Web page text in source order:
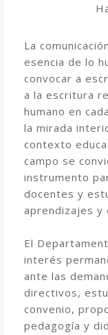
La
esencia de lo
convocar a
a la escritura
humano en
la mirada
contexto
campo se
instrumento
docentes y
aprendizajes y
El
interés
ante las
directivos,
convenio,
pedagogía y